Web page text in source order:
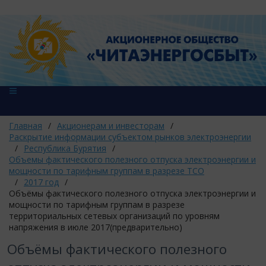
Главная / Акционерам и инвесторам /
Раскрытие информации субъектом рынков электроэнергии
/
Республика Бурятия /
Объемы фактического полезного отпуска электроэнергии и
мощности по тарифным группам в разрезе ТСО
/ 2017 год /
Объёмы фактического полезного отпуска электроэнергии и
мощности по тарифным группам в разрезе
территориальных сетевых организаций по уровням
напряжения в июле 2017(предварительно)
Объёмы фактического полезного